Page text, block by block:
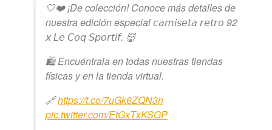
🤍❤️ ¡De colección! Conoce más detalles de
nuestra edición especial 𝘤𝘢𝘮𝘪𝘴𝘦𝘵𝘢 𝘳𝘦𝘵𝘳𝘰 92
𝘹 𝘓𝘦 𝘊𝘰𝘲 𝘚𝘱𝘰𝘳𝘵𝘪𝘧. 👹
🛍️ Encuéntrala en todas nuestras tiendas
físicas y en la tienda virtual.
🔗https://t.co/7uGk6ZQN3n
pic.twitter.com/EtGxTxKSGP